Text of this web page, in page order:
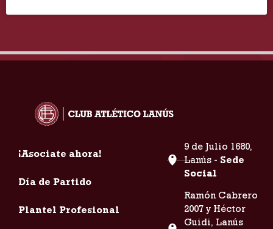
¡Asociate ahora!
Día de Partido
Plantel Profesional
9 de Julio 1680,
Lanús - Sede
Social
Ramón Cabrero
2007 y Héctor
Guidi, Lanús